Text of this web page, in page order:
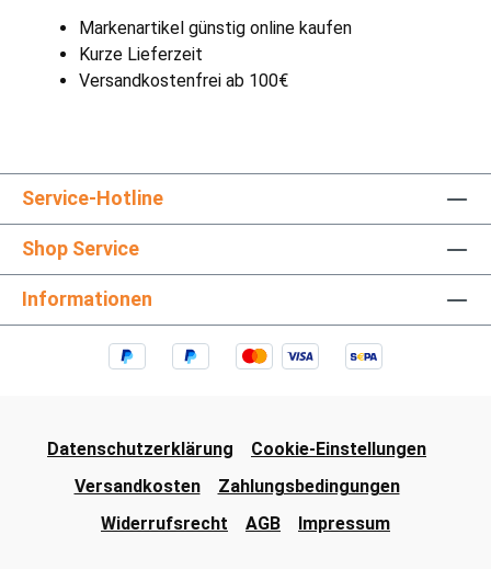
Markenartikel günstig online kaufen
Kurze Lieferzeit
Versandkostenfrei ab 100€
Service-Hotline
Shop Service
Informationen
Datenschutzerklärung
Cookie-Einstellungen
Versandkosten
Zahlungsbedingungen
Widerrufsrecht
AGB Impressum